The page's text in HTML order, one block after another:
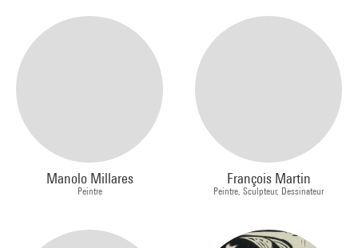
Manolo Millares
Peintre
François Martin
Peintre, Sculpteur, Dessinateur